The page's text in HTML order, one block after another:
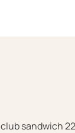
sandwich